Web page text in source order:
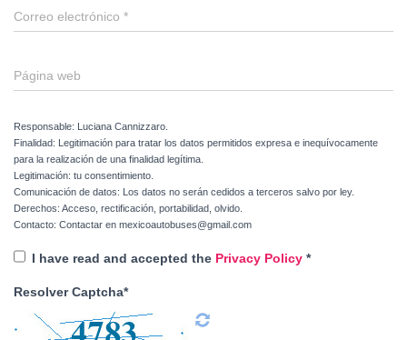
Correo electrónico *
Página web
Responsable: Luciana Cannizzaro.
Finalidad: Legitimación para tratar los datos permitidos expresa e inequívocamente
para la realización de una finalidad legítima.
Legitimación: tu consentimiento.
Comunicación de datos: Los datos no serán cedidos a terceros salvo por ley.
Derechos: Acceso, rectificación, portabilidad, olvido.
Contacto: Contactar en mexicoautobuses@gmail.com
I have read and accepted the Privacy Policy *
Resolver Captcha*